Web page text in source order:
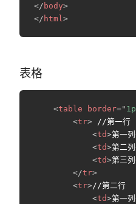
</ body>
</ html>
表格
<table border="
<tr> //第一行
<td>第一列
<td>第二列
<td>第三列
</tr>
<tr>//第二行
<td>第一列